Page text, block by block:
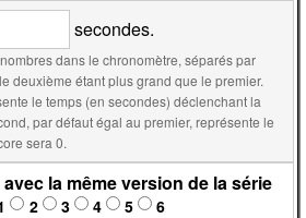
secondes.
dans le chronomètre, séparés par
deuxième étant plus grand que le premier.
le temps (en secondes) déclenchant la
sera 0.
la même version de la série
2 3 4 5 6